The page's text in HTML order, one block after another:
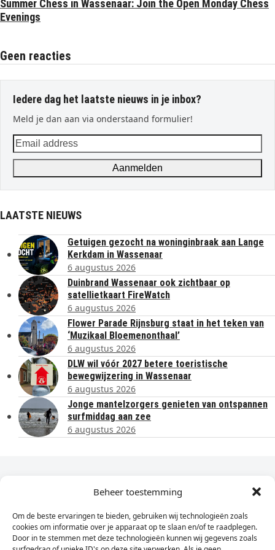
Beheer toestemming
Om de beste ervaringen te bieden, gebruiken wij technologieën zoals
cookies om informatie over je apparaat op te slaan en/of te raadplegen.
Door in te stemmen met deze technologieën kunnen wij gegevens zoals
Summer Chess in Wassenaar: Join the Open Monday Chess
Evenings
Geen reacties
Iedere dag het laatste nieuws in je inbox?
Meld je dan aan via onderstaand formulier!
Email
address
Aanmelden
LAATSTE NIEUWS
Getuigen gezocht na woninginbraak aan Lange
Kerkdam in Wassenaar
6 augustus 2026
Duinbrand Wassenaar ook zichtbaar op
satellietkaart FireWatch
6 augustus 2026
Flower Parade Rijnsburg staat in het teken van
‘Muzikaal Bloemenonthaal’
6 augustus 2026
DLW wil vóór 2027 betere toeristische
bewegwijzering in Wassenaar
6 augustus 2026
Jonge mantelzorgers genieten van ontspannen
surfmiddag aan zee
6 augustus 2026
Dagelijks het laatste nieuws in je e-mail?
Vul
hier